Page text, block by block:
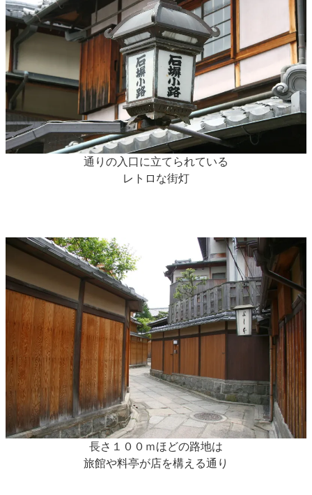
通りの入口に立てられている
レトロな街灯
長さ１００ｍほどの路地は
旅館や料亭が店を構える通り